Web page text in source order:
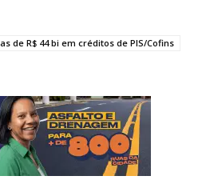
de R$ 44 bi em créditos de PIS/Cofins